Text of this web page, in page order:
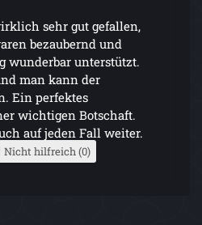
sehr gut gefallen,
bezaubernd und
wunderbar unterstützt.
man kann der
Ein perfektes
wichtigen Botschaft.
auf jeden Fall weiter.
Nicht hilfreich (0)